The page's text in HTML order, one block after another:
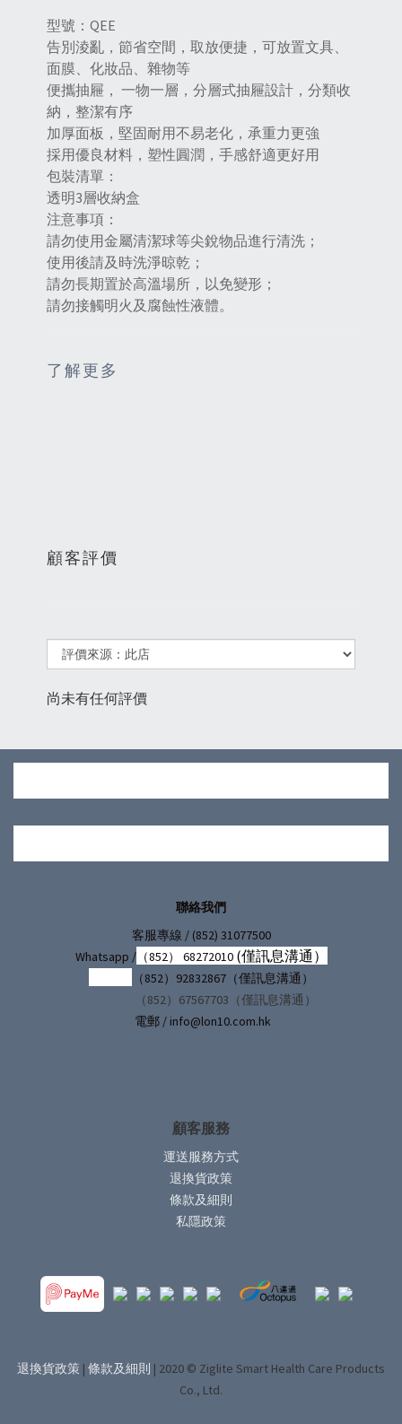
型號：QEE
告別淩亂，節省空間，取放便捷，可放置文具、
面膜、化妝品、雜物等
便攜抽屜， 一物一層，分層式抽屜設計，分類收
納，整潔有序
加厚面板，堅固耐用不易老化，承重力更強
採用優良材料，塑性圓潤，手感舒適更好用
包裝清單：
透明3層收納盒
注意事項：
請勿使用金屬清潔球等尖銳物品進行清洗；
使用後請及時洗淨晾乾；
請勿長期置於高溫場所，以免變形；
請勿接觸明火及腐蝕性液體。
了解更多
顧客評價
尚未有任何評價
聯絡我們
客服專線 / (852) 31077500
Whatsapp /（852） 68272010 (僅訊息溝通）
（852）92832867（僅訊息溝通）
（852）67567703（僅訊息溝通）
電郵 / info@lon10.com.hk
顧客服務
運送服務方式
退換貨政策
條款及細則
私隱政策
退換貨政策 | 條款及細則 | 2020 © Ziglite Smart Health Care Products
Co., Ltd.